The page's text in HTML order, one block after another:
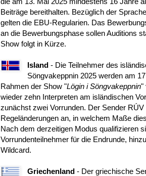
Beiträge bereithalten. Bezüglich der
gelten die EBU-Regularien. Das
an die Bewerbungsphase sollen Auditions
Show folgt in Kürze.
Island- Die Teilnehmer des
Söngvakeppnin 2025 werden am
Rahmen der Show "Lögin i Söngvakeppnin"
wieder zehn Interpreten am isländischen
zunächst zwei Vorrunden. Der Sender
Regeländerungen an, in welchem Maße
Nach dem derzeitigen Modus qualifizieren
Vorrundenteilnehmer für die Endrunde,
Wildcard.
Griechenland - Der griechische